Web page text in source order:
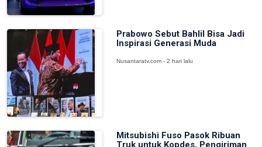
Prabowo Sebut Bahlil Bisa Jadi
Inspirasi Generasi Muda
Nusantaratv.com - 2 hari lalu
Mitsubishi Fuso Pasok Ribuan
Truk untuk Kopdes, Pengiriman